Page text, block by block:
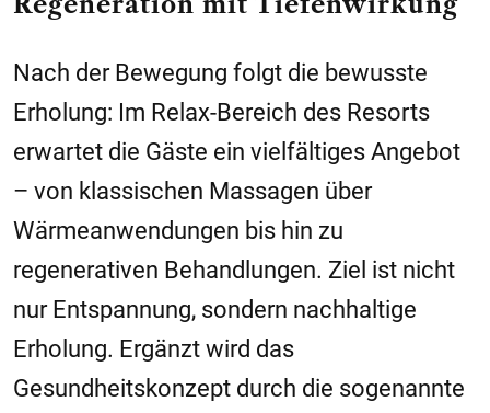
Nach der Bewegung folgt die bewusste
Erholung: Im Relax-Bereich des Resorts
erwartet die Gäste ein vielfältiges Angebot
– von klassischen Massagen über
Wärmeanwendungen bis hin zu
regenerativen Behandlungen. Ziel ist nicht
nur Entspannung, sondern nachhaltige
Erholung. Ergänzt wird das
Gesundheitskonzept durch die sogenannte